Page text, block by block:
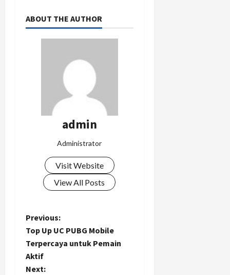
ABOUT THE AUTHOR
admin
Administrator
Visit Website
View All Posts
P
o
s
Previous:
Top Up UC PUBG Mobile
Terpercaya untuk Pemain
Aktif
Next: